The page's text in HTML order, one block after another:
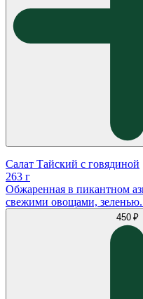
Салат Тайский с говядиной
263 г
Обжаренная в пикантном
свежими овощами,
450 ₽